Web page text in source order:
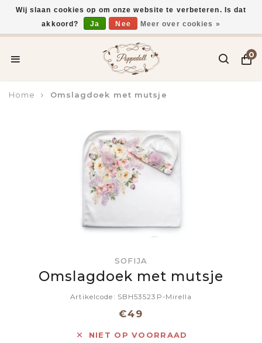
Voor 15:00 uur besteld, vandaag verzonden*
0
Home Omslagdoek met mutsje
SOFIJA
Omslagdoek met mutsje
Artikelcode: SBH53523P-Mirella
€49
NIET OP VOORRAAD
Wij slaan cookies op om onze website te verbeteren. Is dat
akkoord?
Ja Nee Meer over cookies »